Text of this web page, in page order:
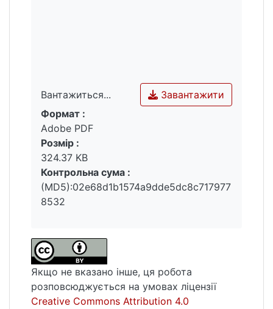
Вантажиться...
Вантажиться...
Завантажити
Формат :
Adobe PDF
Розмір :
324.37 KB
Контрольна сума :
(MD5):02e68d1b1574a9dde5dc8c717977
8532
Якщо не вказано інше, ця робота
розповсюджується на умовах ліцензії
Creative Commons Attribution 4.0